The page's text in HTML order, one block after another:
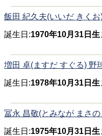
飯田 紀久夫(いいだ きく
誕生日:1970年10月31日生
増田 卓(ますだ すぐる) 野
誕生日:1978年10月31日生
冨永 昌敬(とみなが まさ
誕生日:1975年10月31日生